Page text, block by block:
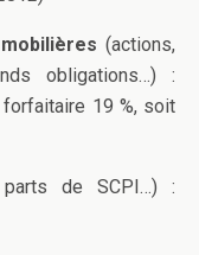
(actions,
obligations…) :
19 %, soit
de SCPI…) :